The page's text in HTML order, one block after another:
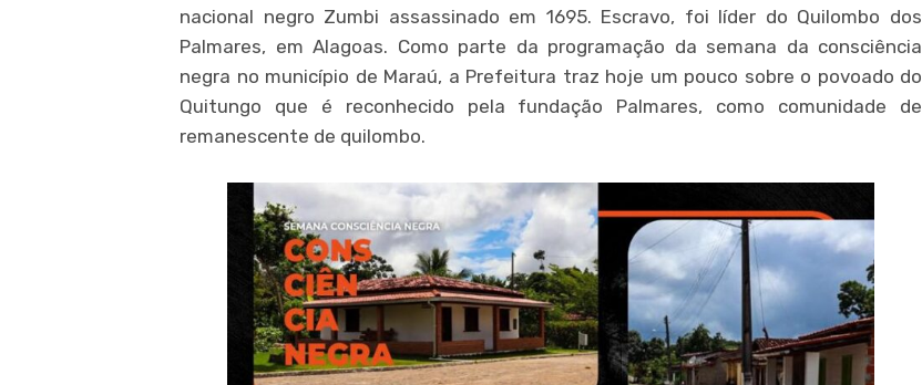
nacional negro Zumbi assassinado em 1695. Escravo, foi líder do Quilombo dos
Palmares, em Alagoas. Como parte da programação da semana da consciência
negra no município de Maraú, a Prefeitura traz hoje um pouco sobre o povoado do
Quitungo que é reconhecido pela fundação Palmares, como comunidade de
remanescente de quilombo.